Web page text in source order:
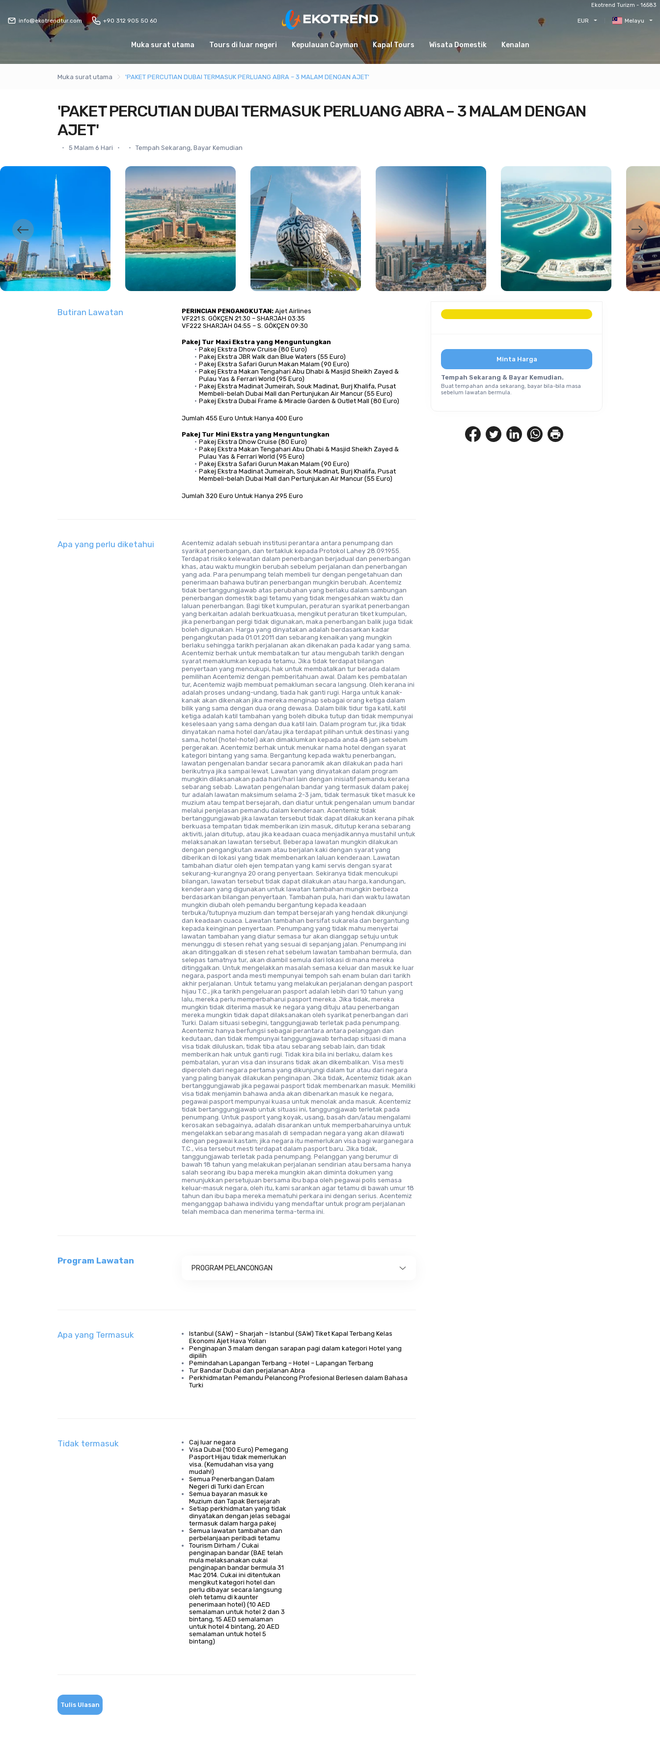
Ekotrend Turizm - 16583
info@ekotrendtur.com +90 312 905 50 60 EUR Melayu
Muka surat utama Tours di luar negeri Kepulauan Cayman Kapal Tours Wisata Domestik Kenalan
Muka surat utama 'PAKET PERCUTIAN DUBAI TERMASUK PERLUANG ABRA – 3 MALAM DENGAN AJET'
'PAKET PERCUTIAN DUBAI TERMASUK PERLUANG ABRA – 3 MALAM DENGAN
AJET'
5 Malam 6 Hari Tempah Sekarang, Bayar Kemudian
Butiran Lawatan PERINCIAN PENGANGKUTAN: Ajet Airlines
VF221 S. GÖKÇEN 21:30 – SHARJAH 03:35
VF222 SHARJAH 04:55 – S. GÖKÇEN 09:30
Pakej Tur Maxi Ekstra yang Menguntungkan
Pakej Ekstra Dhow Cruise (80 Euro)
Pakej Ekstra JBR Walk dan Blue Waters (55 Euro)
Pakej Ekstra Safari Gurun Makan Malam (90 Euro)
Pakej Ekstra Makan Tengahari Abu Dhabi & Masjid Sheikh Zayed &
Pulau Yas & Ferrari World (95 Euro)
Pakej Ekstra Madinat Jumeirah, Souk Madinat, Burj Khalifa, Pusat
Membeli-belah Dubai Mall dan Pertunjukan Air Mancur (55 Euro)
Pakej Ekstra Dubai Frame & Miracle Garden & Outlet Mall (80 Euro)
Jumlah 455 Euro Untuk Hanya 400 Euro
Pakej Tur Mini Ekstra yang Menguntungkan
Pakej Ekstra Dhow Cruise (80 Euro)
Pakej Ekstra Makan Tengahari Abu Dhabi & Masjid Sheikh Zayed &
Pulau Yas & Ferrari World (95 Euro)
Pakej Ekstra Safari Gurun Makan Malam (90 Euro)
Pakej Ekstra Madinat Jumeirah, Souk Madinat, Burj Khalifa, Pusat
Membeli-belah Dubai Mall dan Pertunjukan Air Mancur (55 Euro)
Jumlah 320 Euro Untuk Hanya 295 Euro
Apa yang perlu diketahui
Acentemiz adalah sebuah institusi perantara antara penumpang dan
syarikat penerbangan, dan tertakluk kepada Protokol Lahey 28.09.1955.
Terdapat risiko kelewatan dalam penerbangan berjadual dan penerbangan
khas, atau waktu mungkin berubah sebelum perjalanan dan penerbangan
yang ada. Para penumpang telah membeli tur dengan pengetahuan dan
penerimaan bahawa butiran penerbangan mungkin berubah. Acentemiz
tidak bertanggungjawab atas perubahan yang berlaku dalam sambungan
penerbangan domestik bagi tetamu yang tidak mengesahkan waktu dan
laluan penerbangan. Bagi tiket kumpulan, peraturan syarikat penerbangan
yang berkaitan adalah berkuatkuasa, mengikut peraturan tiket kumpulan,
jika penerbangan pergi tidak digunakan, maka penerbangan balik juga tidak
boleh digunakan. Harga yang dinyatakan adalah berdasarkan kadar
pengangkutan pada 01.01.2011 dan sebarang kenaikan yang mungkin
berlaku sehingga tarikh perjalanan akan dikenakan pada kadar yang sama.
Acentemiz berhak untuk membatalkan tur atau mengubah tarikh dengan
syarat memaklumkan kepada tetamu. Jika tidak terdapat bilangan
penyertaan yang mencukupi, hak untuk membatalkan tur berada dalam
pemilihan Acentemiz dengan pemberitahuan awal. Dalam kes pembatalan
tur, Acentemiz wajib membuat pemakluman secara langsung. Oleh kerana ini
adalah proses undang-undang, tiada hak ganti rugi. Harga untuk kanak-
kanak akan dikenakan jika mereka menginap sebagai orang ketiga dalam
bilik yang sama dengan dua orang dewasa. Dalam bilik tidur tiga katil, katil
ketiga adalah katil tambahan yang boleh dibuka tutup dan tidak mempunyai
keselesaan yang sama dengan dua katil lain. Dalam program tur, jika tidak
dinyatakan nama hotel dan/atau jika terdapat pilihan untuk destinasi yang
sama, hotel (hotel-hotel) akan dimaklumkan kepada anda 48 jam sebelum
pergerakan. Acentemiz berhak untuk menukar nama hotel dengan syarat
kategori bintang yang sama. Bergantung kepada waktu penerbangan,
lawatan pengenalan bandar secara panoramik akan dilakukan pada hari
berikutnya jika sampai lewat. Lawatan yang dinyatakan dalam program
mungkin dilaksanakan pada hari/hari lain dengan inisiatif pemandu kerana
sebarang sebab. Lawatan pengenalan bandar yang termasuk dalam pakej
tur adalah lawatan maksimum selama 2-3 jam, tidak termasuk tiket masuk ke
muzium atau tempat bersejarah, dan diatur untuk pengenalan umum bandar
melalui penjelasan pemandu dalam kenderaan. Acentemiz tidak
bertanggungjawab jika lawatan tersebut tidak dapat dilakukan kerana pihak
berkuasa tempatan tidak memberikan izin masuk, ditutup kerana sebarang
aktiviti, jalan ditutup, atau jika keadaan cuaca menjadikannya mustahil untuk
melaksanakan lawatan tersebut. Beberapa lawatan mungkin dilakukan
dengan pengangkutan awam atau berjalan kaki dengan syarat yang
diberikan di lokasi yang tidak membenarkan laluan kenderaan. Lawatan
tambahan diatur oleh ejen tempatan yang kami servis dengan syarat
sekurang-kurangnya 20 orang penyertaan. Sekiranya tidak mencukupi
bilangan, lawatan tersebut tidak dapat dilakukan atau harga, kandungan,
kenderaan yang digunakan untuk lawatan tambahan mungkin berbeza
berdasarkan bilangan penyertaan. Tambahan pula, hari dan waktu lawatan
mungkin diubah oleh pemandu bergantung kepada keadaan
terbuka/tutupnya muzium dan tempat bersejarah yang hendak dikunjungi
dan keadaan cuaca. Lawatan tambahan bersifat sukarela dan bergantung
kepada keinginan penyertaan. Penumpang yang tidak mahu menyertai
lawatan tambahan yang diatur semasa tur akan dianggap setuju untuk
menunggu di stesen rehat yang sesuai di sepanjang jalan. Penumpang ini
akan ditinggalkan di stesen rehat sebelum lawatan tambahan bermula, dan
selepas tamatnya tur, akan diambil semula dari lokasi di mana mereka
ditinggalkan. Untuk mengelakkan masalah semasa keluar dan masuk ke luar
negara, pasport anda mesti mempunyai tempoh sah enam bulan dari tarikh
akhir perjalanan. Untuk tetamu yang melakukan perjalanan dengan pasport
hijau T.C., jika tarikh pengeluaran pasport adalah lebih dari 10 tahun yang
lalu, mereka perlu memperbaharui pasport mereka. Jika tidak, mereka
mungkin tidak diterima masuk ke negara yang dituju atau penerbangan
mereka mungkin tidak dapat dilaksanakan oleh syarikat penerbangan dari
Turki. Dalam situasi sebegini, tanggungjawab terletak pada penumpang.
Acentemiz hanya berfungsi sebagai perantara antara pelanggan dan
kedutaan, dan tidak mempunyai tanggungjawab terhadap situasi di mana
visa tidak diluluskan, tidak tiba atau sebarang sebab lain, dan tidak
memberikan hak untuk ganti rugi. Tidak kira bila ini berlaku, dalam kes
pembatalan, yuran visa dan insurans tidak akan dikembalikan. Visa mesti
diperoleh dari negara pertama yang dikunjungi dalam tur atau dari negara
yang paling banyak dilakukan penginapan. Jika tidak, Acentemiz tidak akan
bertanggungjawab jika pegawai pasport tidak membenarkan masuk. Memiliki
visa tidak menjamin bahawa anda akan dibenarkan masuk ke negara,
pegawai pasport mempunyai kuasa untuk menolak anda masuk. Acentemiz
tidak bertanggungjawab untuk situasi ini, tanggungjawab terletak pada
penumpang. Untuk pasport yang koyak, usang, basah dan/atau mengalami
kerosakan sebagainya, adalah disarankan untuk memperbaharuinya untuk
mengelakkan sebarang masalah di sempadan negara yang akan dilawati
dengan pegawai kastam; jika negara itu memerlukan visa bagi warganegara
T.C., visa tersebut mesti terdapat dalam pasport baru. Jika tidak,
tanggungjawab terletak pada penumpang. Pelanggan yang berumur di
bawah 18 tahun yang melakukan perjalanan sendirian atau bersama hanya
salah seorang ibu bapa mereka mungkin akan diminta dokumen yang
menunjukkan persetujuan bersama ibu bapa oleh pegawai polis semasa
keluar-masuk negara, oleh itu, kami sarankan agar tetamu di bawah umur 18
tahun dan ibu bapa mereka mematuhi perkara ini dengan serius. Acentemiz
menganggap bahawa individu yang mendaftar untuk program perjalanan
telah membaca dan menerima terma-terma ini.
Program Lawatan
PROGRAM PELANCONGAN
Apa yang Termasuk
Istanbul (SAW) – Sharjah – Istanbul (SAW) Tiket Kapal Terbang Kelas
Ekonomi Ajet Hava Yolları
Penginapan 3 malam dengan sarapan pagi dalam kategori Hotel yang
dipilih
Pemindahan Lapangan Terbang – Hotel – Lapangan Terbang
Tur Bandar Dubai dan perjalanan Abra
Perkhidmatan Pemandu Pelancong Profesional Berlesen dalam Bahasa
Turki
Tidak termasuk
Caj luar negara
Visa Dubai (100 Euro) Pemegang
Pasport Hijau tidak memerlukan
visa. (Kemudahan visa yang
mudah!)
Semua Penerbangan Dalam
Negeri di Turki dan Ercan
Semua bayaran masuk ke
Muzium dan Tapak Bersejarah
Setiap perkhidmatan yang tidak
dinyatakan dengan jelas sebagai
termasuk dalam harga pakej
Semua lawatan tambahan dan
perbelanjaan peribadi tetamu
Tourism Dirham / Cukai
penginapan bandar (BAE telah
mula melaksanakan cukai
penginapan bandar bermula 31
Mac 2014. Cukai ini ditentukan
mengikut kategori hotel dan
perlu dibayar secara langsung
oleh tetamu di kaunter
penerimaan hotel) (10 AED
semalaman untuk hotel 2 dan 3
bintang, 15 AED semalaman
untuk hotel 4 bintang, 20 AED
semalaman untuk hotel 5
bintang)
Tulis Ulasan
Minta Harga
Tempah Sekarang & Bayar Kemudian.
Buat tempahan anda sekarang, bayar bila-bila masa
sebelum lawatan bermula.